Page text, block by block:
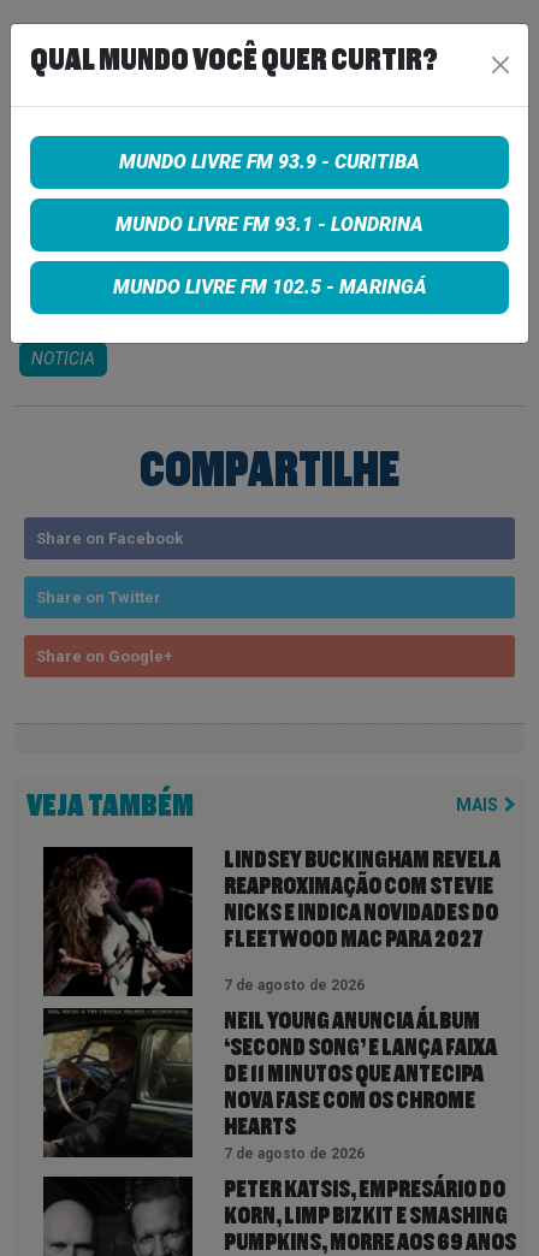
Compra online:
https://www.ingressonacional.com.br/evento/3164
1/dvlrockfestivalpalotina?
fbclid=PAQ0xDSwLspwlleHRuA2FlbQIxMQABp01M
z6LTAh7k7PV-CtmYDv0-
FKO8CfE8KyEISvSgo8TD8xMEvdt1qCK3UnHV_ae
m_TZdBHqcYpCD9u3QMGD5vdw
Tags:
NOTICIA
COMPARTILHE
Share on Facebook
Share on Twitter
Share on Google+
VEJA TAMBÉM MAIS
LINDSEY BUCKINGHAM REVELA
REAPROXIMAÇÃO COM STEVIE
NICKS E INDICA NOVIDADES DO
FLEETWOOD MAC PARA 2027
7 de agosto de 2026
NEIL YOUNG ANUNCIA ÁLBUM
‘SECOND SONG’ E LANÇA FAIXA
DE 11 MINUTOS QUE ANTECIPA
NOVA FASE COM OS CHROME
HEARTS
7 de agosto de 2026
PETER KATSIS, EMPRESÁRIO DO
KORN, LIMP BIZKIT E SMASHING
PUMPKINS, MORRE AOS 69 ANOS
QUAL MUNDO VOCÊ QUER CURTIR?
MUNDO LIVRE FM 93.9 - CURITIBA
MUNDO LIVRE FM 93.1 - LONDRINA
MUNDO LIVRE FM 102.5 - MARINGÁ